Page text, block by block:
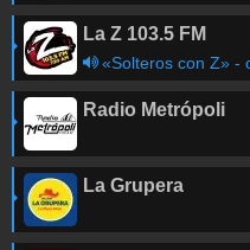
La Z 103.5 FM
«Solteros con Z» -
Radio Metrópoli
La Grupera